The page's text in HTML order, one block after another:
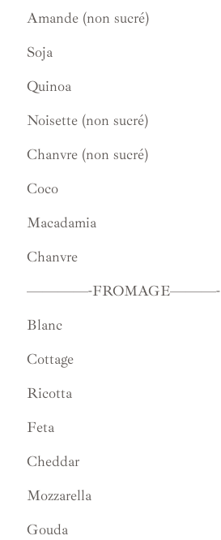
Amande (non sucré)
Soja
Quinoa
Noisette (non sucré)
Chanvre (non sucré)
Coco
Macadamia
Chanvre
————-FROMAGE———-
Blanc
Cottage
Ricotta
Feta
Cheddar
Mozzarella
Gouda